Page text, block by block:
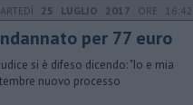
25 LUGLIO 2017 ORE 16:42
per 77 euro
si è difeso dicendo: "Io e mia
nuovo processo